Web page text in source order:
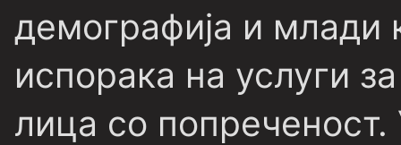
демографија и млади
испорака на услуги
лица со попреченост.